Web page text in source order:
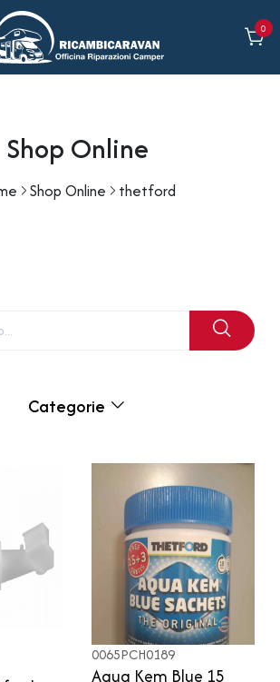
0
Shop Online
Shop Online thetford
Categorie
0065PCH0189
Aqua Kem Blue 15